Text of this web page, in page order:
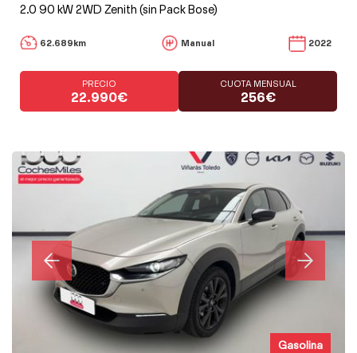
2.0 90 kW 2WD Zenith (sin Pack Bose)
62.689km Manual 2022
PRECIO
22.990€
CUOTA MENSUAL
256€
Gasolina